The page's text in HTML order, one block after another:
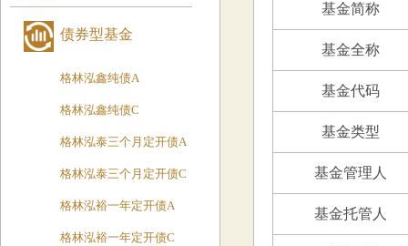
债券型基金
格林泓鑫纯债A
格林泓鑫纯债C
格林泓泰三个月定开债A
格林泓泰三个月定开债C
格林泓裕一年定开债A
格林泓裕一年定开债C
基金简称
基金全称
基金代码
基金类型
基金管理人
基金托管人